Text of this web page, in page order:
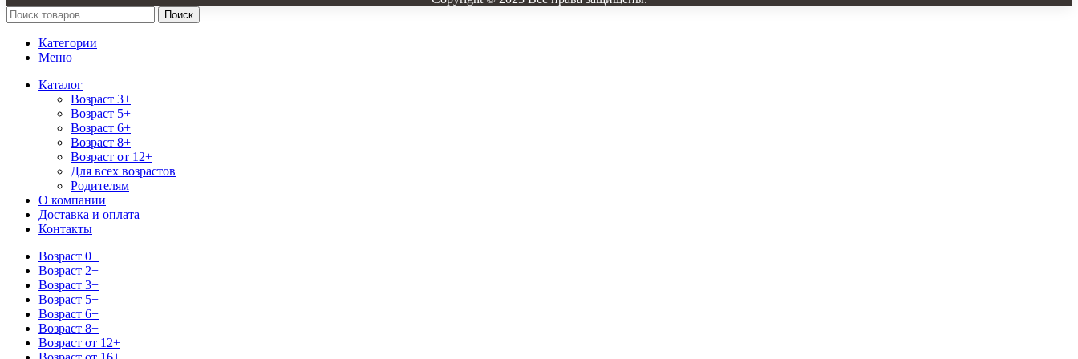
Поиск
Категории
Меню
Каталог
Возраст 3+
Возраст 5+
Возраст 6+
Возраст 8+
Возраст от 12+
Для всех возрастов
Родителям
О компании
Доставка и оплата
Контакты
Возраст 0+
Возраст 2+
Возраст 3+
Возраст 5+
Возраст 6+
Возраст 8+
Возраст от 12+